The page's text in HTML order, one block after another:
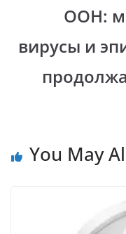
ООН:
вирусы и
You May